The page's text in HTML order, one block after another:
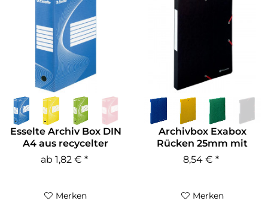
Esselte Archiv Box DIN
A4 aus recycelter
Pappe...
ab 1,82 € *
Merken
Archivbox Exabox
Rücken 25mm mit
Etikett aus...
8,54 € *
Merken